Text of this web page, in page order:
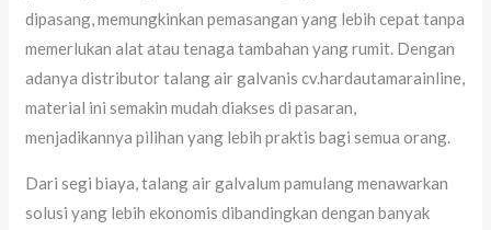
dipasang, memungkinkan pemasangan yang lebih cepat tanpa
memerlukan alat atau tenaga tambahan yang rumit. Dengan
adanya distributor talang air galvanis cv.hardautamarainline,
material ini semakin mudah diakses di pasaran,
menjadikannya pilihan yang lebih praktis bagi semua orang.
Dari segi biaya, talang air galvalum pamulang menawarkan
solusi yang lebih ekonomis dibandingkan dengan banyak